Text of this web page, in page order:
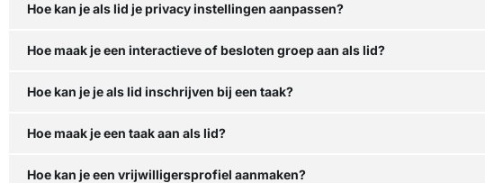
Hoe kan je als lid je privacy instellingen aanpassen?
Hoe maak je een interactieve of besloten groep aan als lid?
Hoe kan je je als lid inschrijven bij een taak?
Hoe maak je een taak aan als lid?
Hoe kan je een vrijwilligersprofiel aanmaken?